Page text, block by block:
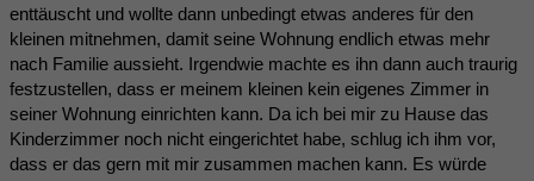
enttäuscht und wollte dann unbedingt etwas anderes für den
kleinen mitnehmen, damit seine Wohnung endlich etwas mehr
nach Familie aussieht. Irgendwie machte es ihn dann auch traurig
festzustellen, dass er meinem kleinen kein eigenes Zimmer in
seiner Wohnung einrichten kann. Da ich bei mir zu Hause das
Kinderzimmer noch nicht eingerichtet habe, schlug ich ihm vor,
dass er das gern mit mir zusammen machen kann. Es würde